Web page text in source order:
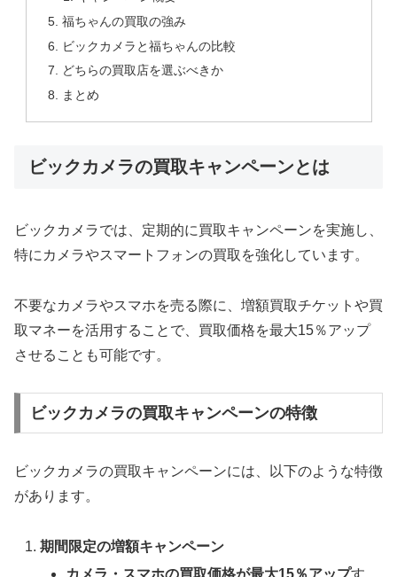
福ちゃんの買取の強み
ビックカメラと福ちゃんの比較
どちらの買取店を選ぶべきか
まとめ
ビックカメラの買取キャンペーンとは
ビックカメラでは、定期的に買取キャンペーンを実施し、
特にカメラやスマートフォンの買取を強化しています。
不要なカメラやスマホを売る際に、増額買取チケットや買
取マネーを活用することで、買取価格を最大15％アップ
させることも可能です。
ビックカメラの買取キャンペーンの特徴
ビックカメラの買取キャンペーンには、以下のような特徴
があります。
期間限定の増額キャンペーン
カメラ・スマホの買取価格が最大15％アップす